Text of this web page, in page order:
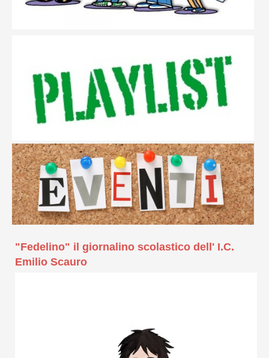
"Fedelino" il giornalino scolastico dell' I.C.
Emilio Scauro